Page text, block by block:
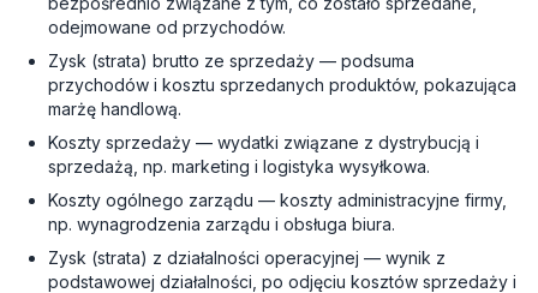
odejmowane od przychodów.
Zysk (strata) brutto ze sprzedaży — podsuma
przychodów i kosztu sprzedanych produktów, pokazująca
marżę handlową.
Koszty sprzedaży — wydatki związane z dystrybucją i
sprzedażą, np. marketing i logistyka wysyłkowa.
Koszty ogólnego zarządu — koszty administracyjne firmy,
np. wynagrodzenia zarządu i obsługa biura.
Zysk (strata) z działalności operacyjnej — wynik z
podstawowej działalności, po odjęciu kosztów sprzedaży i